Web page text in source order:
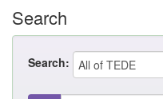
Search
Search: